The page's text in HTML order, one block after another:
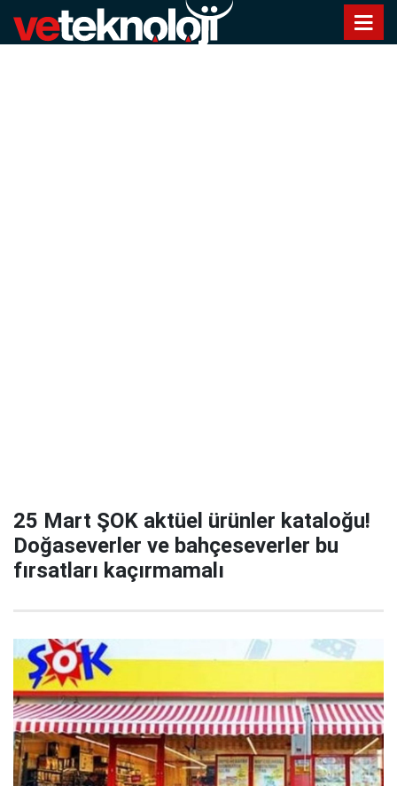
25 Mart ŞOK aktüel ürünler kataloğu!
Doğaseverler ve bahçeseverler bu
fırsatları kaçırmamalı